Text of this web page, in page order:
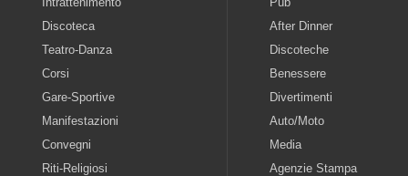
Discoteca
Teatro-Danza
Corsi
Gare-Sportive
Manifestazioni
Convegni
Riti-Religiosi
After Dinner
Discoteche
Benessere
Divertimenti
Auto/Moto
Media
Agenzie Stampa